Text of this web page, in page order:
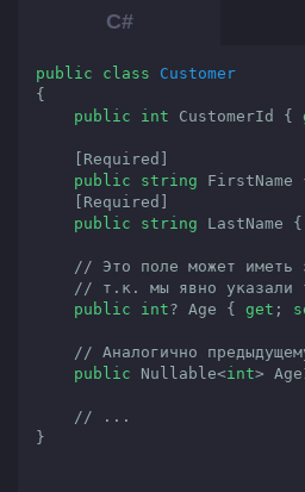
public class
Customer
{
public
int CustomerId {
public
string FirstName
public
string LastName {
// Это поле может иметь
// т.к. мы явно указали
public
int? Age { get ;
// Аналогично
public Nullable<int>
// ...
}